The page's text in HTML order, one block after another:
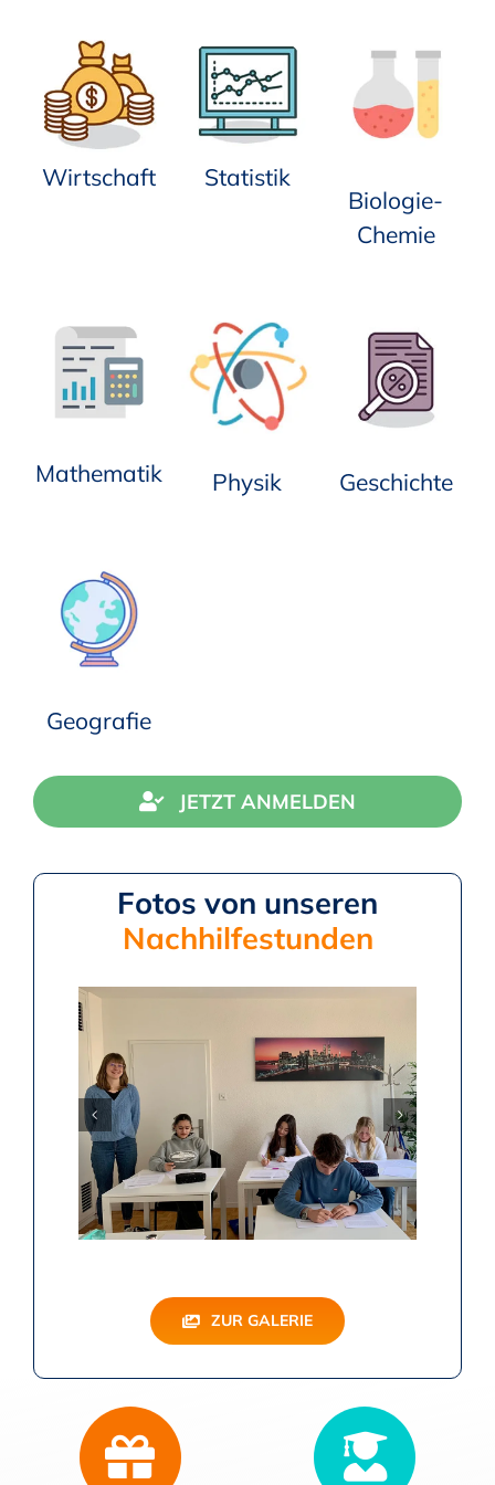
Wirtschaft
Statistik
Biologie-
Chemie
Mathematik Physik Geschichte
Geografie
JETZT ANMELDEN
Fotos von unseren
Nachhilfestunden
ZUR GALERIE